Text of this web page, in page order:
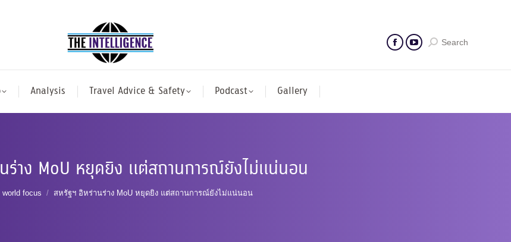
Search
Analysis Travel Advice & Safety Podcast Gallery
ร่าง MoU หยุดยิง แต่สถานการณ์ยังไม่แน่นอน
here:
world focus สหรัฐฯ อิหร่านร่าง MoU หยุดยิง แต่สถานการณ์ยังไม่แน่นอน